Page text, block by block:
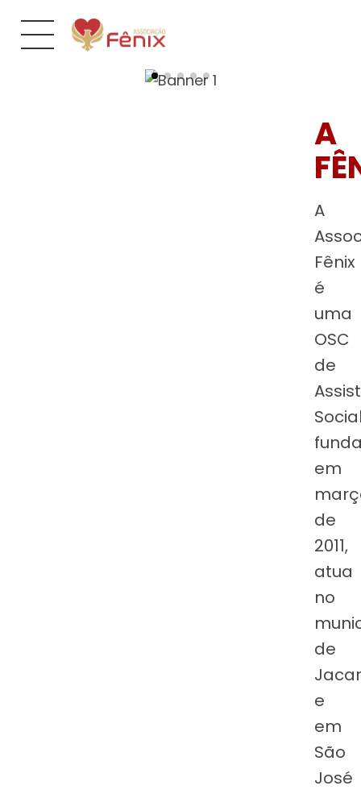
A
A
Fênix
é
uma
OSC
de
em
de
2011,
atua
no
de
e
em
São
José